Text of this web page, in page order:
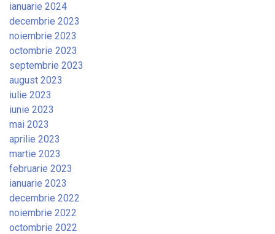
ianuarie 2024
decembrie 2023
noiembrie 2023
octombrie 2023
septembrie 2023
august 2023
iulie 2023
iunie 2023
mai 2023
aprilie 2023
martie 2023
februarie 2023
ianuarie 2023
decembrie 2022
noiembrie 2022
octombrie 2022